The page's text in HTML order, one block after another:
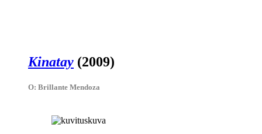
Kinatay (2009)
O: Brillante Mendoza